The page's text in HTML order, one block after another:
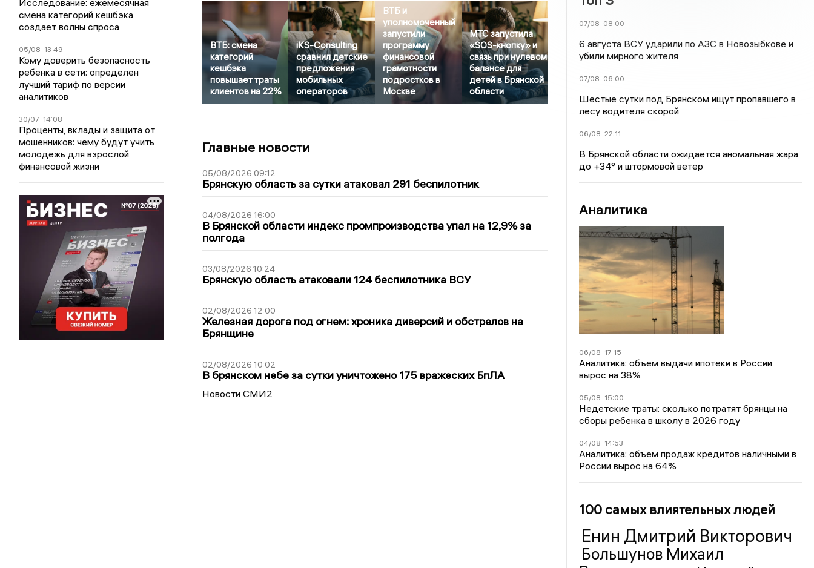
смена категорий кешбэка
создает волны спроса
05/08 13:49
Кому доверить безопасность
ребенка в сети: определен
лучший тариф по версии
аналитиков
30/07 14:08
Проценты, вклады и защита от
мошенников: чему будут учить
молодежь для взрослой
финансовой жизни
ВТБ: смена
категорий
кешбэка
повышает траты
клиентов на 22%
iKS-Consulting
сравнил детские
предложения
мобильных
операторов
ВТБ и
уполномоченный
запустили
программу
финансовой
грамотности
подростков в
Москве
МТС запустила
«SOS-кнопку» и
связь при нулевом
балансе для
детей в Брянской
области
Главные новости
05/08/2026 09:12
Брянскую область за сутки атаковал 291 беспилотник
04/08/2026 16:00
В Брянской области индекс промпроизводства упал на 12,9% за
полгода
03/08/2026 10:24
Брянскую область атаковали 124 беспилотника ВСУ
02/08/2026 12:00
Железная дорога под огнем: хроника диверсий и обстрелов на
Брянщине
02/08/2026 10:02
В брянском небе за сутки уничтожено 175 вражеских БпЛА
Новости СМИ2
07/08 08:00
6 августа ВСУ ударили по АЗС в Новозыбкове и
убили мирного жителя
07/08 06:00
Шестые сутки под Брянском ищут пропавшего в
лесу водителя скорой
06/08 22:11
В Брянской области ожидается аномальная жара
до +34° и штормовой ветер
Аналитика
06/08 17:15
Аналитика: объем выдачи ипотеки в России
вырос на 38%
05/08 15:00
Недетские траты: сколько потратят брянцы на
сборы ребенка в школу в 2026 году
04/08 14:53
Аналитика: объем продаж кредитов наличными в
России вырос на 64%
100 самых влиятельных людей
Енин Дмитрий Викторович
Большунов Михаил